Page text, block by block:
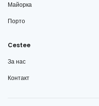
Майорка
Порто
Cestee
За нас
Контакт